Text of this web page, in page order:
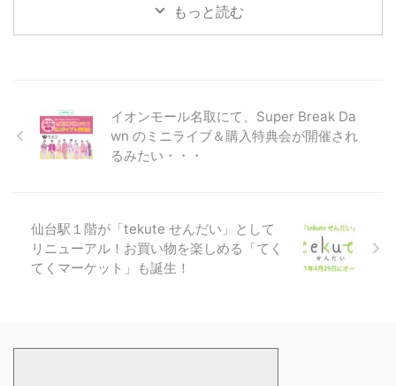
もっと読む
イオンモール名取にて、Super Break Da
wn のミニライブ＆購入特典会が開催され
るみたい・・・
仙台駅１階が「tekute せんだい」として
リニューアル！お買い物を楽しめる「てく
てくマーケット」も誕生！